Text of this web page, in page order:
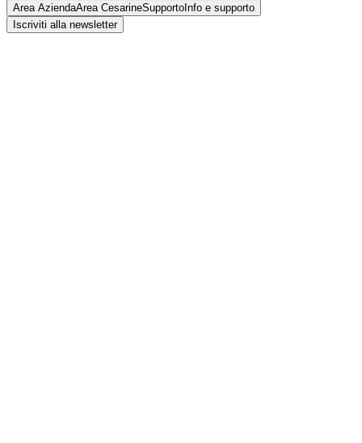
Area AziendaArea CesarineSupporto Info e supporto
Iscriviti alla newsletter